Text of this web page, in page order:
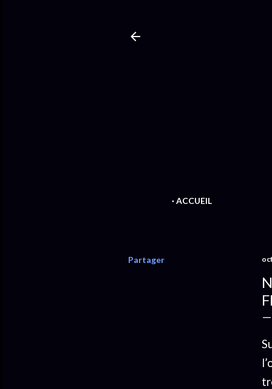
ACCUEIL
Partager